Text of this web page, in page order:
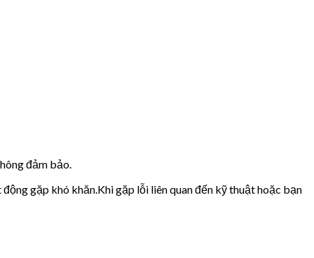
đảm bảo.
gặp khó khăn.Khi gặp lỗi liên quan đến kỹ thuật hoặc bạn